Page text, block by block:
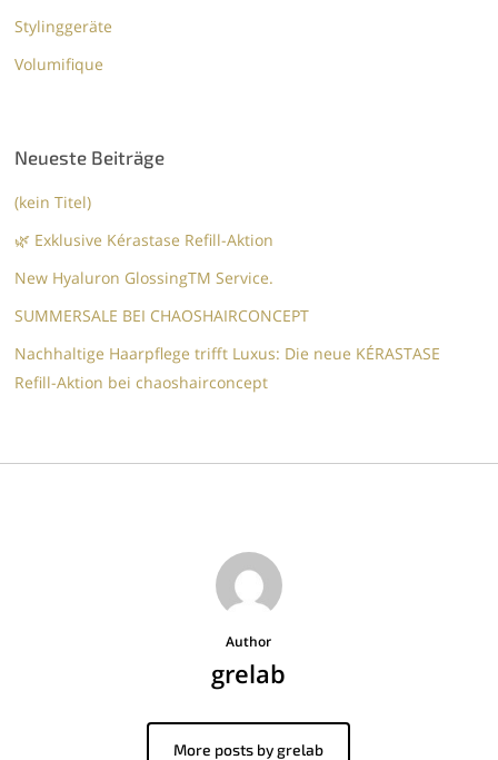
Stylinggeräte
Volumifique
Neueste Beiträge
(kein Titel)
🌿 Exklusive Kérastase Refill-Aktion
New Hyaluron GlossingTM​ Service.​
SUMMERSALE BEI CHAOSHAIRCONCEPT
Nachhaltige Haarpflege trifft Luxus: Die neue KÉRASTASE
Refill-Aktion bei chaoshairconcept
Author
grelab
More posts by grelab